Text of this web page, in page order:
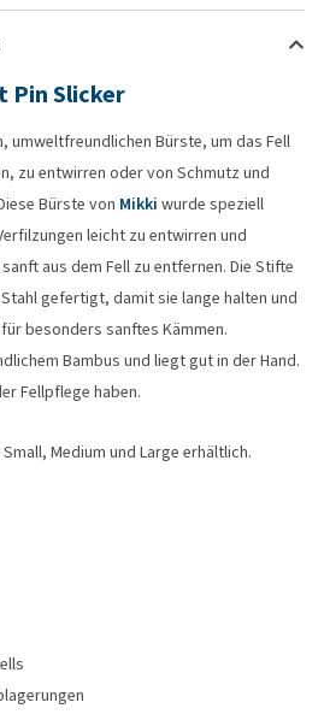
Pin Slicker
umweltfreundlichen Bürste, um das Fell
zu entwirren oder von Schmutz und
Bürste von Mikki wurde speziell
leicht zu entwirren und
aus dem Fell zu entfernen. Die Stifte
gefertigt, damit sie lange halten und
besonders sanftes Kämmen.
Bambus und liegt gut in der Hand.
Fellpflege haben.
Medium und Large erhältlich.